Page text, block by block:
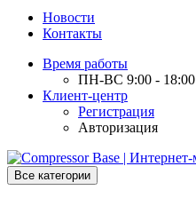
Новости
Контакты
Время работы
ПН-ВС 9:00 - 18:00
Клиент-центр
Регистрация
Авторизация
Все категории